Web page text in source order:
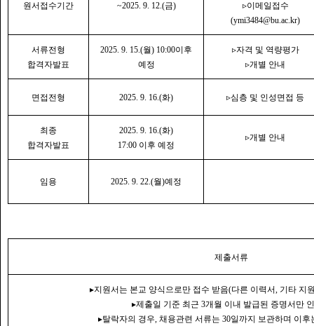
원서접수기간
~2025. 9. 12.(금)
▹이메일접수
(ymi3484@bu.ac.kr)
서류전형
합격자발표
2025. 9. 15.(월) 10:00이후
예정
▹자격 및 역량평가
▹개별 안내
면접전형 2025. 9. 16.(화) ▹심층 및 인성면접 등
최종
합격자발표
2025. 9. 16.(화)
17:00 이후 예정
▹개별 안내
임용 2025. 9. 22.(월)예정
제출서류
▸지원서는 본교 양식으로만 접수 받음(다른 이력서, 기타 지
▸제출일 기준 최근 3개월 이내 발급된 증명서만
▸탈락자의 경우, 채용관련 서류는 30일까지 보관하며 이후